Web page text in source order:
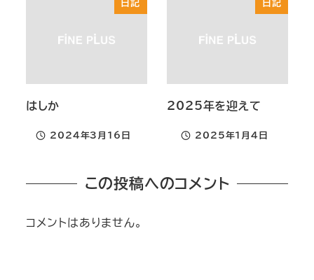
日記
はしか
投稿日
2024年3月16日
日記
2025年を迎えて
投稿日
2025年1月4日
この投稿へのコメント
コメントはありません。